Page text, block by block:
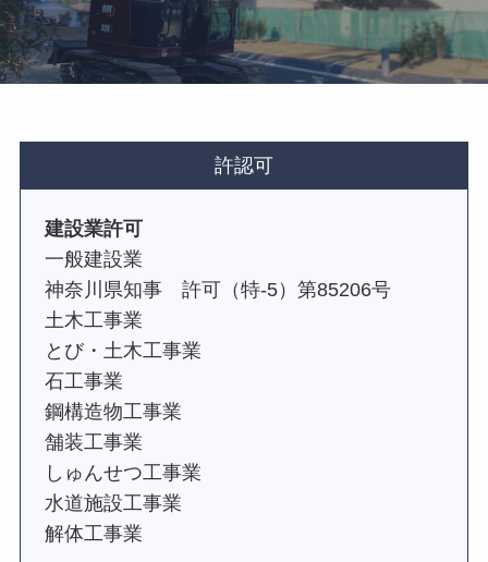
許認可
建設業許可
一般建設業
神奈川県知事 許可（特-5）第85206号
土木工事業
とび・土木工事業
石工事業
鋼構造物工事業
舗装工事業
しゅんせつ工事業
水道施設工事業
解体工事業